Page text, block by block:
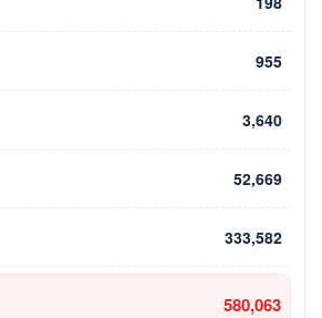
955
3,640
52,669
333,582
580,063